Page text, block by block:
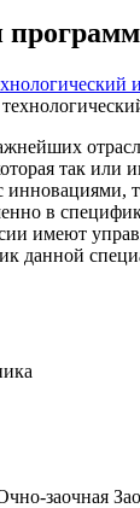
так
в
имеют
данной
заочная